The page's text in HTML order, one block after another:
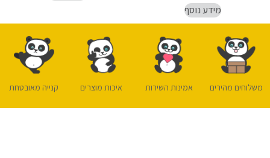
מידע נוסף
משלוחים מהירים אמינות השירות איכות מוצרים קנייה מאובטחת